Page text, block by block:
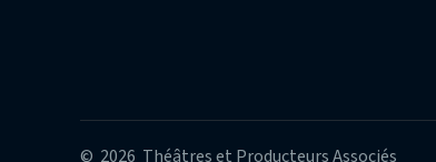
© 2026 Théâtres et Producteurs Associés